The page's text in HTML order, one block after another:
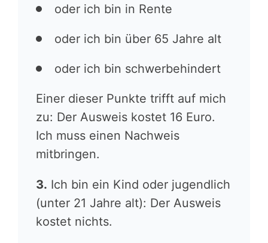
oder ich bin in Rente
oder ich bin über 65 Jahre alt
oder ich bin schwerbehindert
Einer dieser Punkte trifft auf mich
zu: Der Ausweis kostet 16 Euro.
Ich muss einen Nachweis
mitbringen.
3. Ich bin ein Kind oder jugendlich
(unter 21 Jahre alt): Der Ausweis
kostet nichts.